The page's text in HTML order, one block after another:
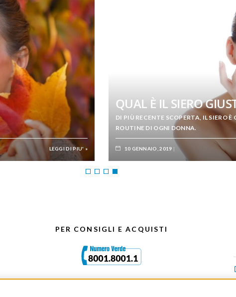
LEGGI DI PIU' »
IL BEAUTY CASE
SCOPRI COME RINNOVARE LA
03 OTTOBRE, 2019
PER CONSIGLI E ACQUISTI